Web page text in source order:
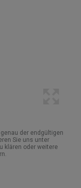
der endgültigen
Sie uns unter
klären oder weitere